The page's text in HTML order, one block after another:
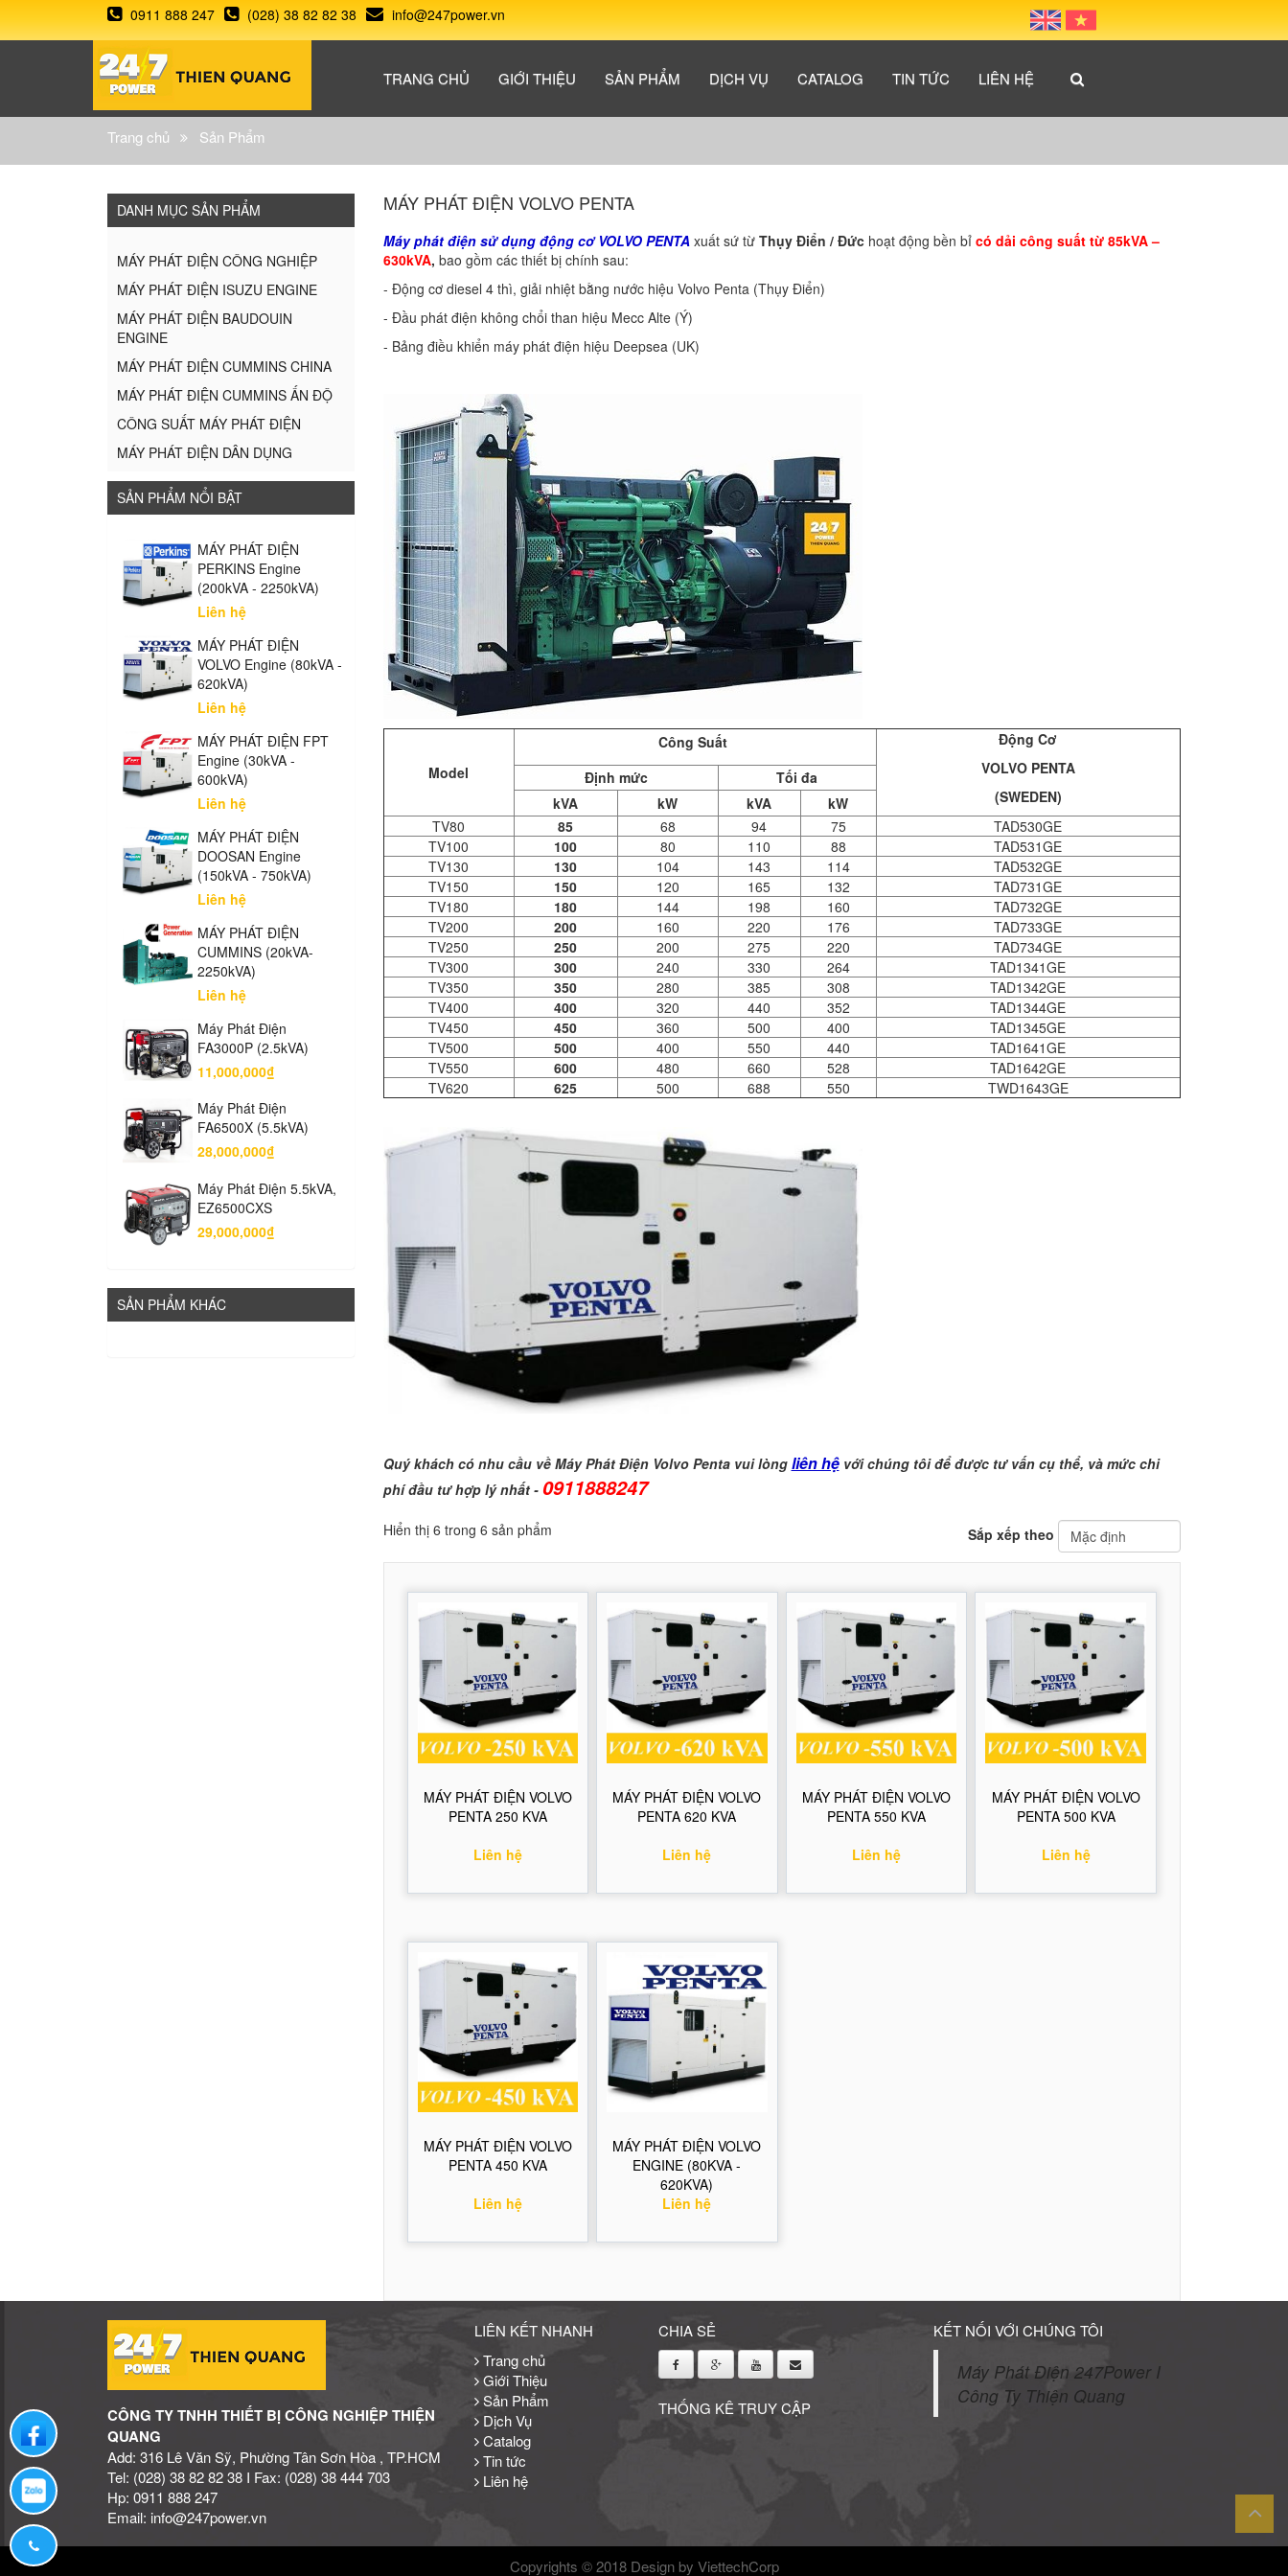
0911 888 247 (028) 38 82 82 38 info@247power.vn
TRANG CHỦ GIỚI THIỆU SẢN PHẨM DỊCH VỤ CATALOG TIN TỨC LIÊN HỆ
Trang chủ Sản Phẩm
MÁY PHÁT ĐIỆN VOLVO PENTA
Máy phát điện sử dụng động cơ VOLVO PENTA xuất sứ từ Thụy Điển / Đứchoạt động bền bỉ có dải công suất từ 85kVA –
630kVA, bao gồm các thiết bị chính sau:
- Động cơ diesel 4 thì, giải nhiệt bằng nước hiệu Volvo Penta (Thụy Điển)
- Đầu phát điện không chổi than hiệu Mecc Alte (Ý)
- Bảng điều khiển máy phát điện hiệu Deepsea (UK)
Model
Công Suất
Động Cơ
VOLVO PENTA
(SWEDEN)
Định mức
Tối đa
kVA
kW kVA
kW
TV80
85 68 94 75
TAD530GE
TV100
100 80 110 88
TAD531GE
TV130
130 104 143 114
TAD532GE
TV150
150 120 165 132
TAD731GE
TV180
180 144 198 160
TAD732GE
TV200
200 160 220 176
TAD733GE
TV250
250 200 275 220
TAD734GE
TV300
300 240 330 264
TAD1341GE
TV350
350 280 385 308
TAD1342GE
TV400
400 320 440 352
TAD1344GE
TV450
450 360 500 400
TAD1345GE
TV500
500 400 550 440
TAD1641GE
TV550
600 480 660 528
TAD1642GE
TV620
625 500 688 550 TWD1643GE
Quý khách có nhu cầu về Máy Phát Điện Volvo Penta vui lòng liên hệ với chúng tôi để được tư vấn cụ thể, và mức chi
phí đầu tư hợp lý nhất - 0911888247
Hiển thị 6 trong 6 sản phẩm Sắp xếp theo
MÁY PHÁT ĐIỆN VOLVO
PENTA 250 KVA
Liên hệ
MÁY PHÁT ĐIỆN VOLVO
PENTA 620 KVA
Liên hệ
MÁY PHÁT ĐIỆN VOLVO
PENTA 550 KVA
Liên hệ
MÁY PHÁT ĐIỆN VOLVO
PENTA 500 KVA
Liên hệ
MÁY PHÁT ĐIỆN VOLVO
PENTA 450 KVA
Liên hệ
MÁY PHÁT ĐIỆN VOLVO
ENGINE (80KVA -
620KVA)
Liên hệ
DANH MỤC SẢN PHẨM
MÁY PHÁT ĐIỆN CÔNG NGHIỆP
MÁY PHÁT ĐIỆN ISUZU ENGINE
MÁY PHÁT ĐIỆN BAUDOUIN
ENGINE
MÁY PHÁT ĐIỆN CUMMINS CHINA
MÁY PHÁT ĐIỆN CUMMINS ẤN ĐỘ
CÔNG SUẤT MÁY PHÁT ĐIỆN
MÁY PHÁT ĐIỆN DÂN DỤNG
SẢN PHẨM NỔI BẬT
MÁY PHÁT ĐIỆN
PERKINS Engine
(200kVA - 2250kVA)
Liên hệ
MÁY PHÁT ĐIỆN
VOLVO Engine (80kVA -
620kVA)
Liên hệ
MÁY PHÁT ĐIỆN FPT
Engine (30kVA -
600kVA)
Liên hệ
MÁY PHÁT ĐIỆN
DOOSAN Engine
(150kVA - 750kVA)
Liên hệ
MÁY PHÁT ĐIỆN
CUMMINS (20kVA-
2250kVA)
Liên hệ
Máy Phát Điện
FA3000P (2.5kVA)
11,000,000₫
Máy Phát Điện
FA6500X (5.5kVA)
28,000,000₫
Máy Phát Điện 5.5kVA,
EZ6500CXS
29,000,000₫
SẢN PHẨM KHÁC
CÔNG TY TNHH THIẾT BỊ CÔNG NGHIỆP THIỆN
QUANG
Add: 316 Lê Văn Sỹ, Phường Tân Sơn Hòa , TP.HCM
Tel: (028) 38 82 82 38 I Fax: (028) 38 444 703
Hp: 0911 888 247
Email: info@247power.vn
LIÊN KẾT NHANH
Trang chủ
Giới Thiệu
Sản Phẩm
Dịch Vụ
Catalog
Tin tức
Liên hệ
CHIA SẺ
THỐNG KÊ TRUY CẬP
KẾT NỐI VỚI CHÚNG TÔI
Máy Phát Điện 247Power I
Công Ty Thiện Quang
Copyrights © 2018 Design by ViettechCorp
Liên hệ qua facebook
Liên hệ qua zalo
Hotline: (028) 38 82 82 38